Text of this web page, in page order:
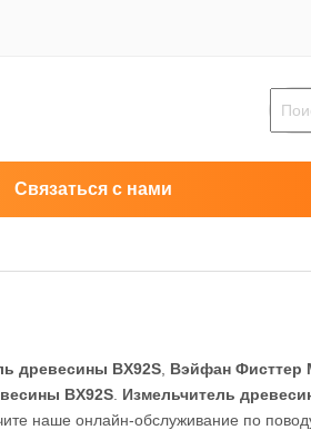
Связаться с нами
древесины BX92S Вэйфан Фисттер
BX92S Измельчитель
наше онлайн-обслуживание по